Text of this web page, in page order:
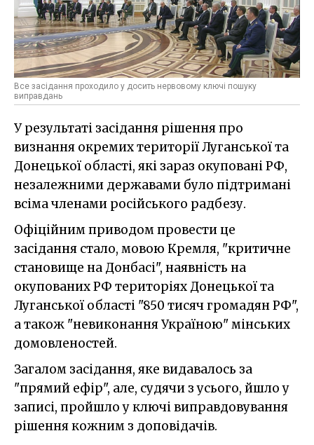
Все засідання проходило у досить нервовому ключі пошуку
виправдань
У результаті засідання рішення про
визнання окремих території Луганської та
Донецької області, які зараз окуповані РФ,
незалежними державами було підтримані
всіма членами російського радбезу.
Офіційним приводом провести це
засідання стало, мовою Кремля, "критичне
становище на Донбасі", наявність на
окупованих РФ територіях Донецької та
Луганської області "850 тисяч громадян РФ",
а також "невиконання Україною" мінських
домовленостей.
Загалом засідання, яке видавалось за
"прямий ефір", але, судячи з усього, йшло у
записі, пройшло у ключі виправдовування
рішення кожним з доповідачів.